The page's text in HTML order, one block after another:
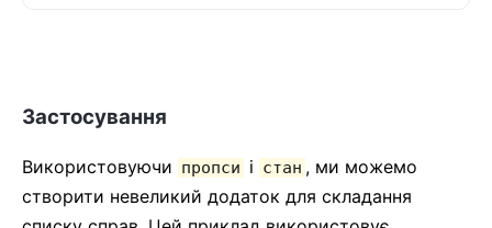
</div>
}
Застосування
Використовуючи пропси і стан , ми можемо
створити невеликий додаток для складання